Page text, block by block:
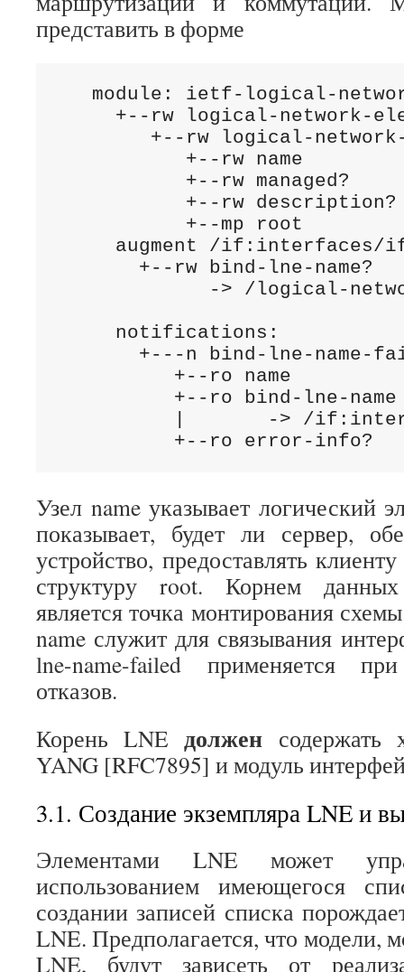
представить в форме
module: ietf-logical-
+--rw logical-network-
+--rw logical-
+--rw name
+--rw managed?
+--rw description?
           +--mp root
augment /if:interfaces/
       +--rw bind-lne-name?
-> /logical-
     notifications:
+---n bind-lne-name-
+--ro name
          +--ro bind-lne-name
|       -> /
+--ro error-info?
Узел name указывает логический
показывает, будет ли сервер,
устройство, предоставлять
структуру root. Корнем
является точка монтирования
name служит для связывания
lne-name-failed применяется
отказов.
Корень LNEдолжен содержать
YANG [RFC7895] и модуль
3.1. Создание экземпляра LNE и
Элементами LNE может
использованием имеющегося
создании записей списка
LNE. Предполагается, что модели,
LNE, будут зависеть от